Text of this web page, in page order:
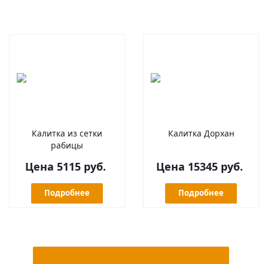
Калитка из сетки
рабицы
Цена 5115 руб.
Подробнее
Калитка Дорхан
Цена 15345 руб.
Подробнее